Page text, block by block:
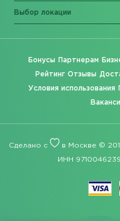
Выбор локации
Бонусы Партнерам
Рейтинг Отзывы
Условия использования
Сделано с в Москве ©
ИНН